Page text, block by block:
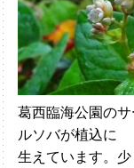
葛西臨海公園の
ルソバが植込に
生えています。